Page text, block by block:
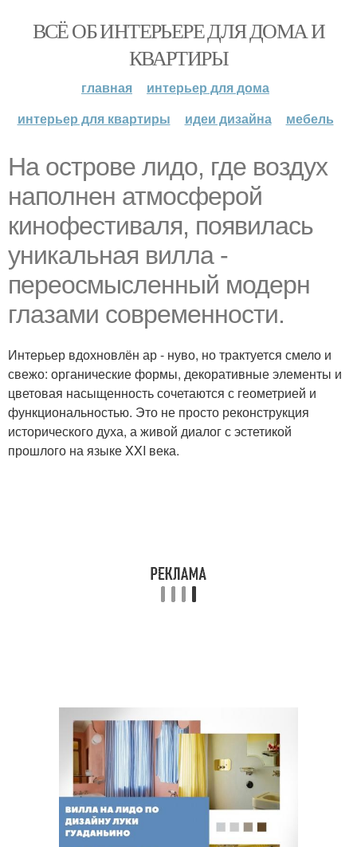
ВСЁ ОБ ИНТЕРЬЕРЕ ДЛЯ ДОМА И
КВАРТИРЫ
главная
интерьер для дома
интерьер для квартиры
идеи дизайна мебель
На острове лидо, где воздух
наполнен атмосферой
кинофестиваля, появилась
уникальная вилла -
переосмысленный модерн
глазами современности.
Интерьер вдохновлён ар - нуво, но трактуется смело и
свежо: органические формы, декоративные элементы и
цветовая насыщенность сочетаются с геометрией и
функциональностью. Это не просто реконструкция
исторического духа, а живой диалог с эстетикой
прошлого на языке XXI века.